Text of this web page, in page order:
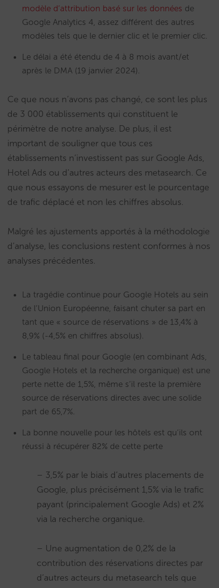
modèle d’attribution basé sur les données de
Google Analytics 4, assez différent des autres
modèles tels que le dernier clic et le premier clic.
Le délai a été étendu de 4 à 8 mois avant/et
après le DMA (19 janvier 2024).
Ce que nous n’avons pas changé, ce sont les plus
de 3 000 établissements qui constituent le
périmètre de notre analyse. De plus, il est
important de souligner que tous ces
établissements n’investissent pas sur Google Ads,
Hotel Ads ou d’autres acteurs des metasearch. Ce
que nous essayons de mesurer est le pourcentage
de trafic déplacé et non les chiffres absolus.
Malgré les ajustements apportés à la méthodologie
d’analyse, les conclusions restent conformes à nos
analyses précédentes.
La tragédie continue pour Google Hotels au sein
de l’Union Européenne, faisant chuter sa part en
tant que « source de réservations » de 13,4% à
8,9% (-4,5% en chiffres absolus).
Le tableau final pour Google (en combinant Ads,
Google Hotels et la recherche organique) est une
perte nette de 1,5%, même s’il reste la première
source de réservations directes avec une solide
part de 65,7%.
La bonne nouvelle pour les hôtels est qu’ils ont
réussi à récupérer 82% de cette perte
– 3,5% par le biais d’autres placements de
Google, plus précisément 1,5% via le trafic
payant (principalement Google Ads) et 2%
via la recherche organique.
– Une augmentation de 0,2% de la
contribution des réservations directes par
d’autres acteurs du metasearch tels que